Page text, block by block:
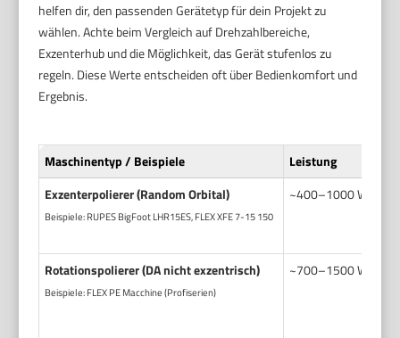
helfen dir, den passenden Gerätetyp für dein Projekt zu
wählen. Achte beim Vergleich auf Drehzahlbereiche,
Exzenterhub und die Möglichkeit, das Gerät stufenlos zu
regeln. Diese Werte entscheiden oft über Bedienkomfort und
Ergebnis.
Maschinentyp / Beispiele
Leistung
Exzenterpolierer (Random Orbital)
Beispiele: RUPES BigFoot LHR15ES, FLEX XFE 7-15 150
~400–1000 W,
Rotationspolierer (DA nicht exzentrisch)
Beispiele: FLEX PE Macchine (Profiserien)
~700–1500 W,